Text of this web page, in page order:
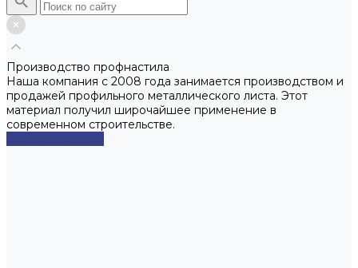
Производство профнастила
Наша компания с 2008 года занимается производством и
продажей профильного металлического листа. Этот
материал получил широчайшее применение в
современном строительстве.